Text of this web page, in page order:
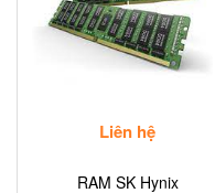
Liên hệ
RAM SK Hynix